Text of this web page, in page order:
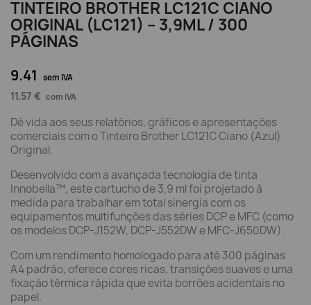
TINTEIRO BROTHER LC121C CIANO
ORIGINAL (LC121) – 3,9ML / 300
PÁGINAS
9.41 sem IVA
11,57 € com IVA
Dê vida aos seus relatórios, gráficos e apresentações
comerciais com o Tinteiro Brother LC121C Ciano (Azul)
Original.
Desenvolvido com a avançada tecnologia de tinta
Innobella™, este cartucho de 3,9 ml foi projetado à
medida para trabalhar em total sinergia com os
equipamentos multifunções das séries DCP e MFC (como
os modelos DCP-J152W, DCP-J552DW e MFC-J650DW).
Com um rendimento homologado para até 300 páginas
A4 padrão, oferece cores ricas, transições suaves e uma
fixação térmica rápida que evita borrões acidentais no
papel.